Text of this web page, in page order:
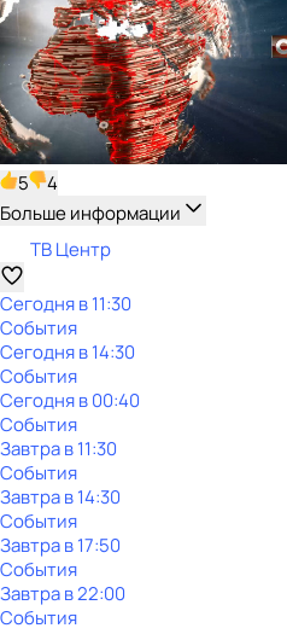
5
4
Больше информации
ТВ Центр
Сегодня в 11:30
События
Сегодня в 14:30
События
Сегодня в 00:40
События
Завтра в 11:30
События
Завтра в 14:30
События
Завтра в 17:50
События
Завтра в 22:00
События